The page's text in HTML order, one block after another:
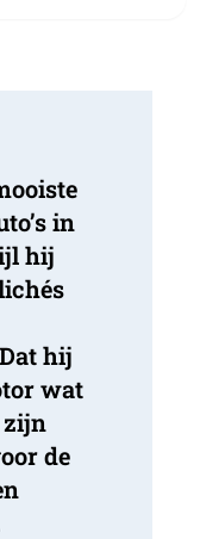
in
hij
hij
wat
zijn
de